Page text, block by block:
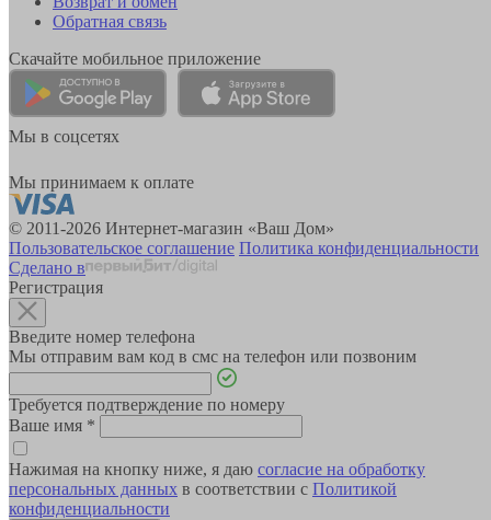
Обратная связь
Скачайте мобильное приложение
Мы в соцсетях
Мы принимаем к оплате
© 2011-2026 Интернет-магазин «Ваш Дом»
Пользовательское соглашение Политика конфиденциальности
Сделано в
Регистрация
Введите номер телефона
Мы отправим вам код в смс на телефон или позвоним
Требуется подтверждение по номеру
Ваше имя *
Нажимая на кнопку ниже, я даю согласие на обработку
персональных данных в соответствии с Политикой
конфиденциальности